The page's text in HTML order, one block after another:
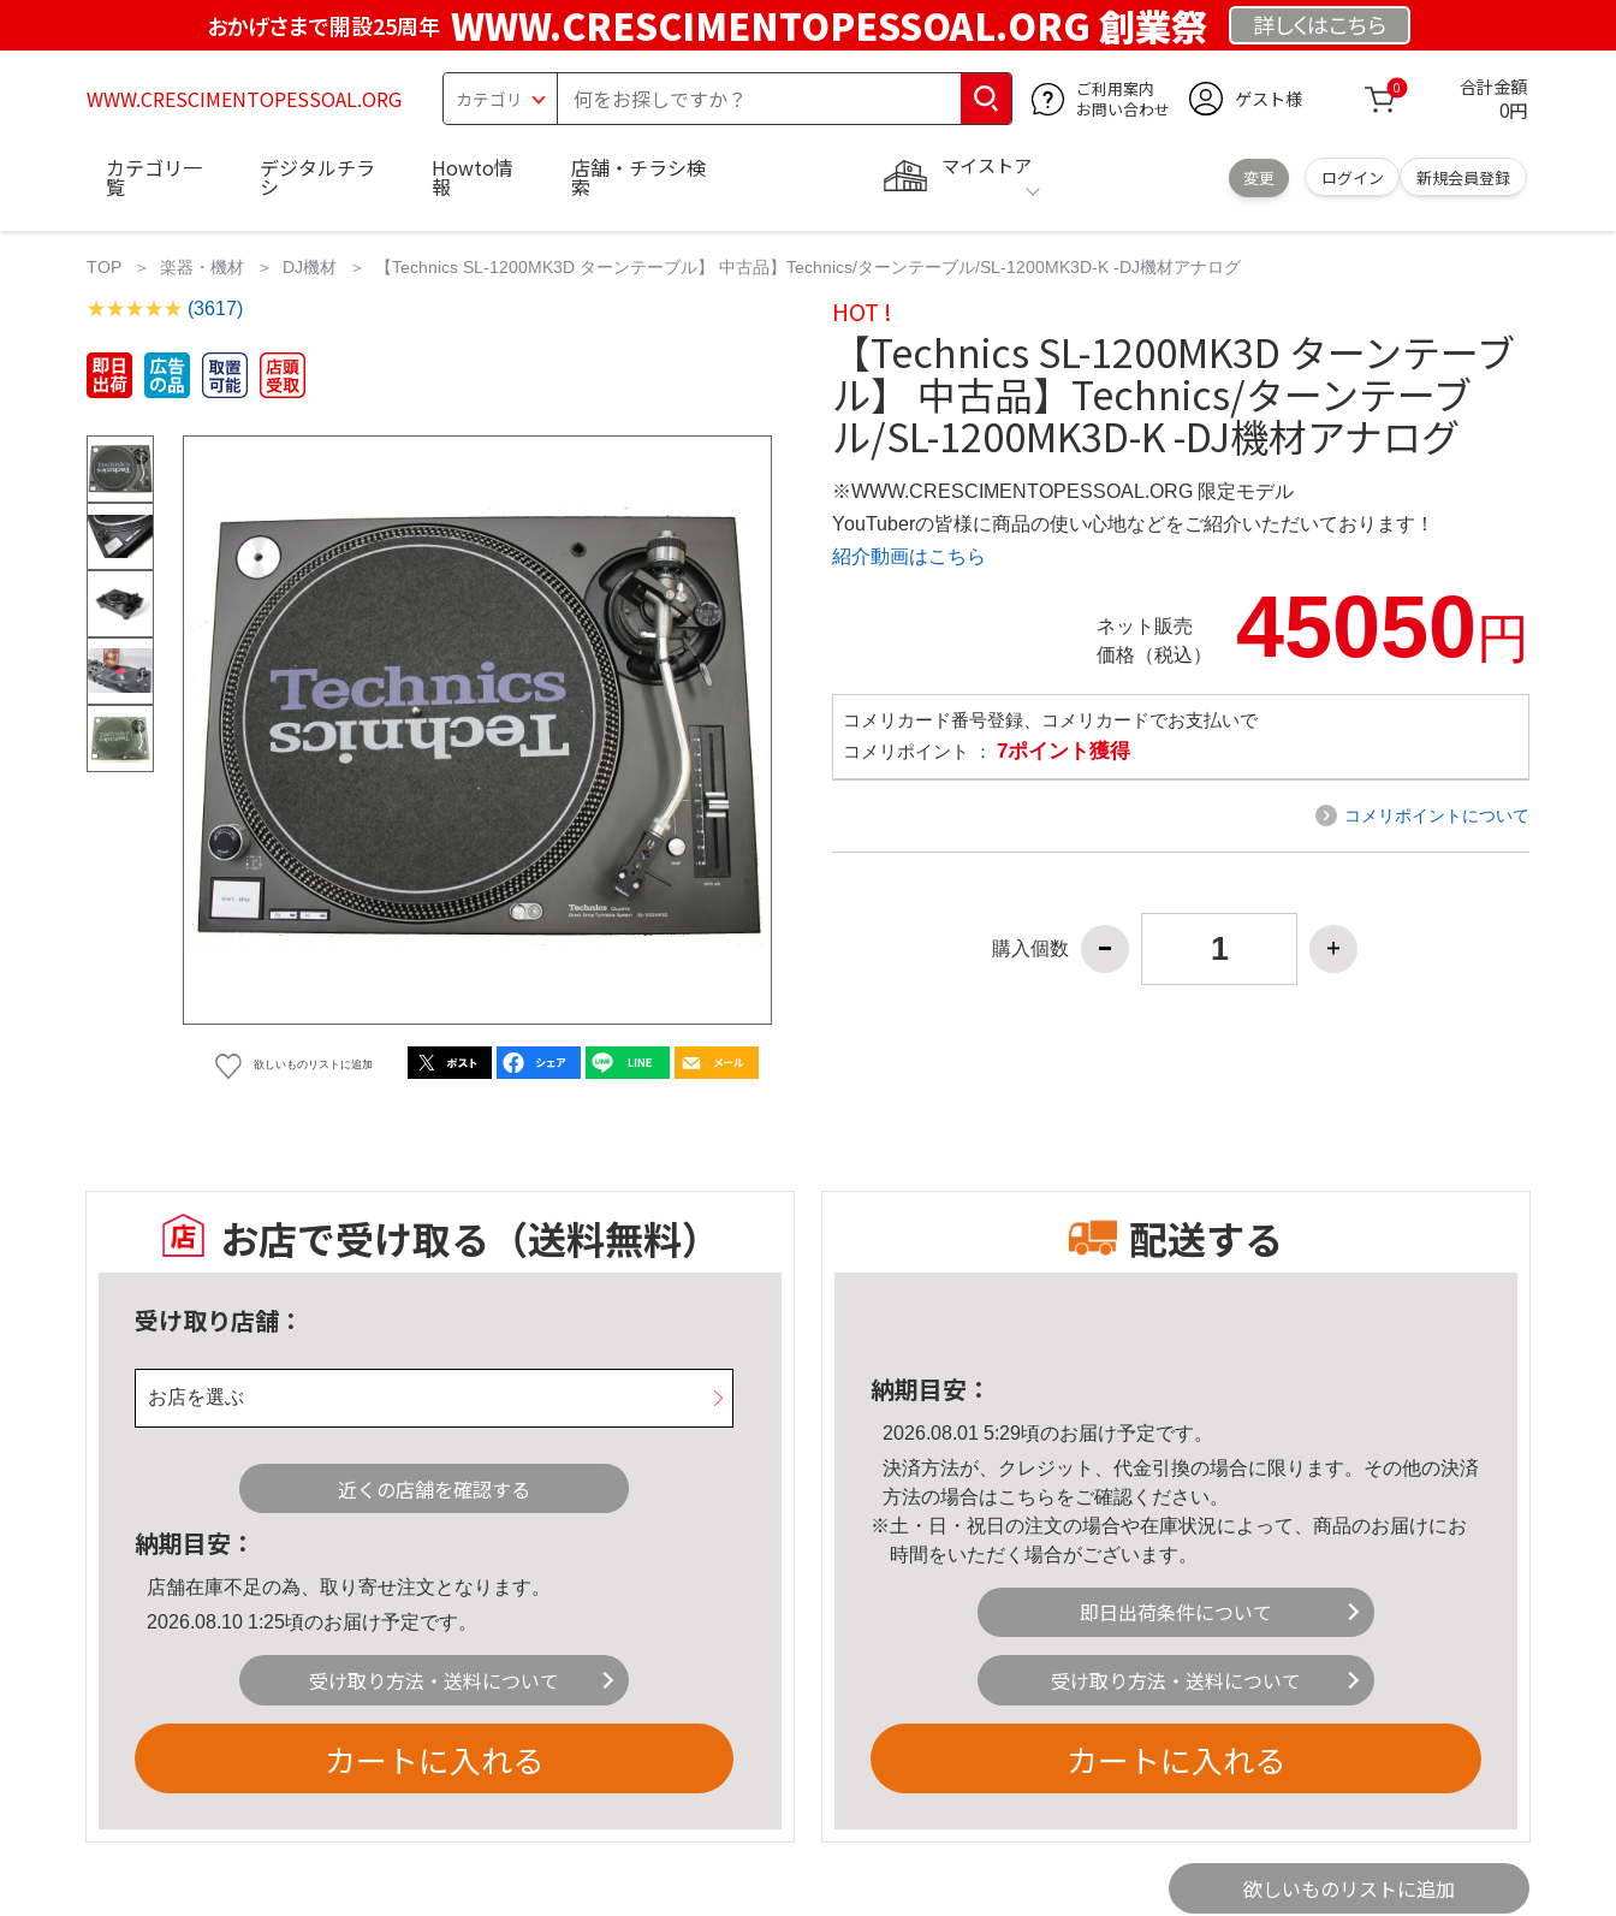
おかげさまで開設25周年 WWW.CRESCIMENTOPESSOAL.ORG 創業祭 詳しくはこちら
WWW.CRESCIMENTOPESSOAL.ORG
ご利用案内
お問い合わせ
ゲスト様 0 合計金額
0円
マイストア
変更 ログイン 新規会員登録
カテゴリ一
覧
デジタルチラ
シ
Howto情
報
店舗・チラシ検
索
TOP 楽器・機材 DJ機材 【Technics SL-1200MK3D ターンテーブル】 中古品】Technics/ターンテーブル/SL-1200MK3D-K -DJ機材アナログ
(3617)
欲しいものリストに追加
HOT !
【Technics SL-1200MK3D ターンテーブ
ル】 中古品】Technics/ターンテーブ
ル/SL-1200MK3D-K -DJ機材アナログ
※WWW.CRESCIMENTOPESSOAL.ORG 限定モデル
YouTuberの皆様に商品の使い心地などをご紹介いただいております！
紹介動画はこちら
ネット販売
価格（税込）
45050円
コメリカード番号登録、コメリカードでお支払いで
コメリポイント ： 7ポイント獲得
コメリポイントについて
購入個数
お店で受け取る （送料無料）
受け取り店舗：
お店を選ぶ
近くの店舗を確認する
納期目安：
店舗在庫不足の為、取り寄せ注文となります。
2026.08.10 1:25頃のお届け予定です。
受け取り方法・送料について
カートに入れる
配送する
納期目安：
2026.08.01 5:29頃のお届け予定です。
決済方法が、クレジット、代金引換の場合に限ります。その他の決済
方法の場合はこちら をご確認ください。
※土・日・祝日の注文の場合や在庫状況によって、商品のお届けにお
時間をいただく場合がございます。
即日出荷条件について
受け取り方法・送料について
カートに入れる
欲しいものリストに追加